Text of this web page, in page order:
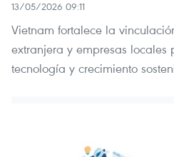
13/05/2026 09:11
Vietnam fortalece la
extranjera y empresas
tecnología y crecimiento